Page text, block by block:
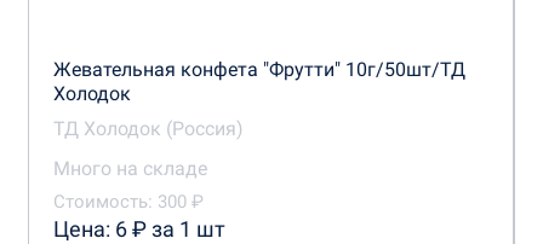
Жевательная конфета "Фрутти" 10г/50шт/ТД
Холодок
ТД Холодок (Россия)
Много на складе
Стоимость: 300 ₽
Цена: 6 ₽ за 1 шт